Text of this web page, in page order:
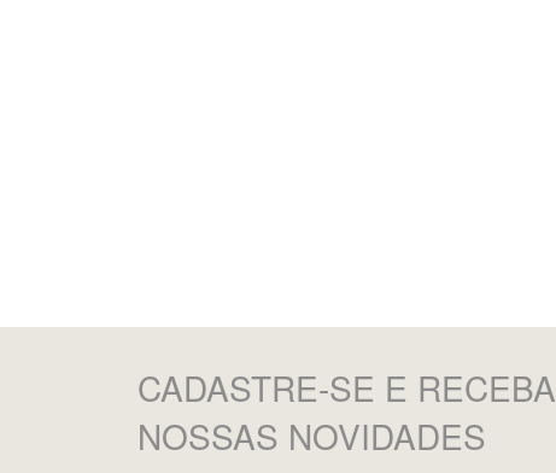
CADASTRE-SE E RECEBA
NOSSAS NOVIDADES